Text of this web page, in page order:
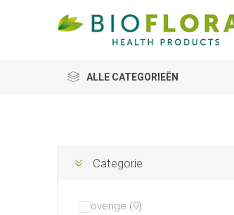
ALLE CATEGORIEËN
Categorie
overige (9)